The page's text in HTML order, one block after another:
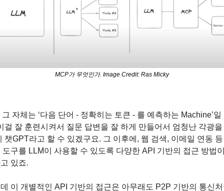
MCP가 무엇인가. Image Credit: Ras Micky
그 자체는 ‘다음 단어 - 정확히는 토큰 - 를 예측하는 Machine’일
걸 잘 훈련시켜서 질문 답변을 잘 하게 만들어서 엄청난 각광을
챗GPT라고 할 수 있겠구요. 그 이후에, 웹 검색, 이메일 연동
도구를 LLM이 사용할 수 있도록 다양한 API 기반의 접근 방법
있죠.
이 개별적인 API 기반의 접근은 아무래도 P2P 기반의 통신